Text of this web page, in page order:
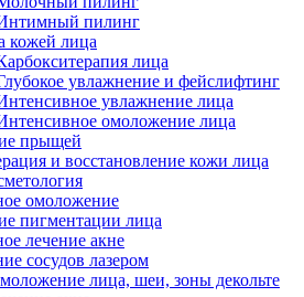
пилинг
кожей лица
лица
увлажнение и фейслифтинг
увлажнение лица
омоложение лица
прыщей
и восстановление кожи лица
омоложение
пигментации лица
лечение акне
сосудов лазером
лица, шеи, зоны декольте